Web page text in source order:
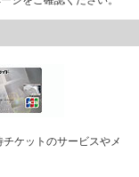
ケットのサービスやメ